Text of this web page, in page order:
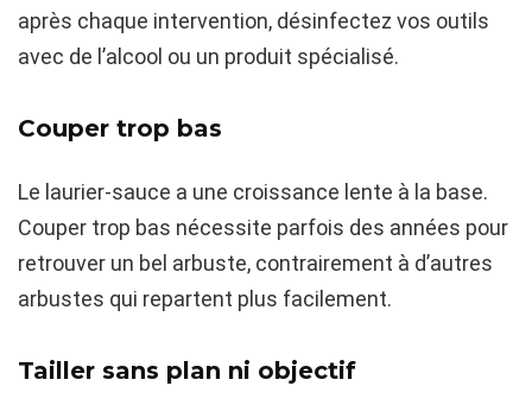
après chaque intervention, désinfectez vos outils
avec de l’alcool ou un produit spécialisé.
Couper trop bas
Le laurier-sauce a une croissance lente à la base.
Couper trop bas nécessite parfois des années pour
retrouver un bel arbuste, contrairement à d’autres
arbustes qui repartent plus facilement.
Tailler sans plan ni objectif